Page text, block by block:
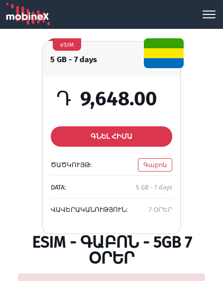
5 GB - 7 days
eSIM
Դ 9,648.00
ԳՆԵԼ ՀԻՄԱ
ԾԱԾԿՈՒՅԹ: Գաբոն
DATA: 5 GB - 7 days
ՎԱՎԵՐԱԿԱՆՈՒԹՅՈՒՆ: 7 ՕՐԵՐ
ESIM - ԳԱԲՈՆ - 5GB 7
ՕՐԵՐ